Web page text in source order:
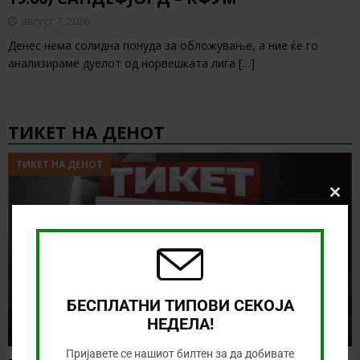
август 7, 2026
Денес нема солидна понуда за обложување, а ние ќе го
анализираме дуелот од норвешката лига […]
ТИКЕТ НА ДЕНОТ
ТИКЕТ НА ДЕНОТ
БЕСПЛАТНИ ТИПОВИ СЕКОЈА
НЕДЕЛА!
Пријавете се нашиот билтен за да добивате